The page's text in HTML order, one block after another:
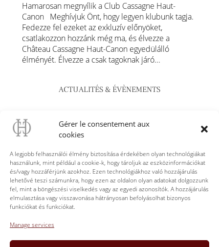
Gérer le consentement aux
cookies
A legjobb felhasználói élmény biztosítása érdekében olyan technológiákat
használunk, mint például a cookie-k, hogy tároljuk az eszközinformációkat
és/vagy hozzáférjünk azokhoz. Ezen technológiákhoz való hozzájárulás
lehetővé teszi számunkra, hogy ezen az oldalon olyan adatokat dolgozzunk
fel, mint a böngészési viselkedés vagy az egyedi azonosítók. A hozzájárulás
elmulasztása vagy visszavonása hátrányosan befolyásolhat bizonyos
funkciókat és funkciókat.
Manage services
Hamarosan megnyílik a Club Cassagne Haut-
Canon Meghívjuk Önt, hogy legyen klubunk tagja.
Fedezze fel ezeket az exkluzív előnyöket,
csatlakozzon hozzánk még ma, és élvezze a
Château Cassagne Haut-Canon egyedülálló
élményét. Élvezze a csak tagoknak járó...
ACTUALITÉS & ÉVÈNEMENTS
A Château Cassagne Haut-Canon megnyitja kapuit
Montaigne, a bor szeretete és a jó táplálkozás –
Virágzó vad orchideák a Château Cassagne Haut-
Canonban
Le Panorama” kóstolóterasz Château Cassagne
Haut-Canon
Hamarosan megnyílik a Club Cassagne Haut-